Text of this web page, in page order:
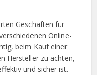
Geschäften für
Online-
beim Kauf einer
Hersteller zu achten,
und sicher ist.